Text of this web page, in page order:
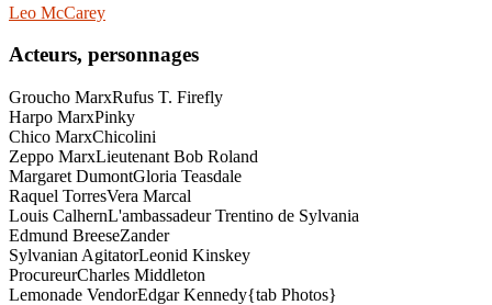
Leo McCarey
Acteurs, personnages
Groucho MarxRufus T. Firefly
Harpo MarxPinky
Chico MarxChicolini
Zeppo MarxLieutenant Bob Roland
Margaret DumontGloria Teasdale
Raquel TorresVera Marcal
Louis CalhernL'ambassadeur Trentino de Sylvania
Edmund BreeseZander
Sylvanian AgitatorLeonid Kinskey
ProcureurCharles Middleton
Lemonade VendorEdgar Kennedy{tab Photos}